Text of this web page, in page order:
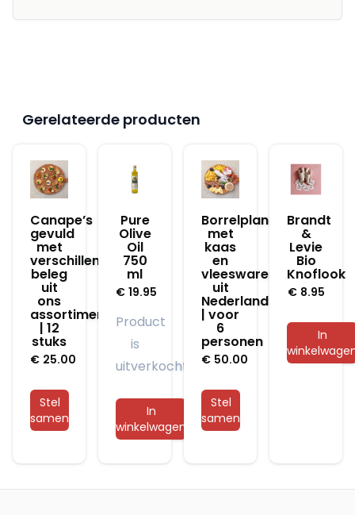
Gerelateerde producten
Canape’s
gevuld
met
verschillend
beleg
uit
ons
assortiment
| 12
stuks
€ 25.00
Stel
samen
Pure
Olive
Oil
750
ml
€ 19.95
Product
is
uitverkocht
In
winkelwagen
Borrelplank
met
kaas
en
vleeswaren
uit
Nederland
| voor
6
personen
€ 50.00
Stel
samen
Brandt
&
Levie
Bio
Knoflook
€ 8.95
In